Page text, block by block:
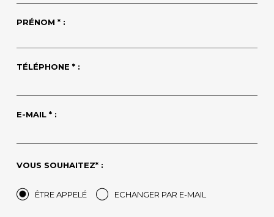
PRÉNOM * :
TÉLÉPHONE * :
E-MAIL * :
VOUS SOUHAITEZ* :
ÊTRE APPELÉ ECHANGER PAR E-MAIL